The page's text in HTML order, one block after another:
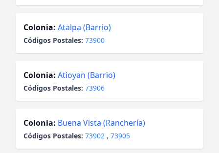
Colonia: Atalpa (Barrio)
Códigos Postales: 73900
Colonia: Atioyan (Barrio)
Códigos Postales: 73906
Colonia: Buena Vista (Ranchería)
Códigos Postales: 73902 , 73905